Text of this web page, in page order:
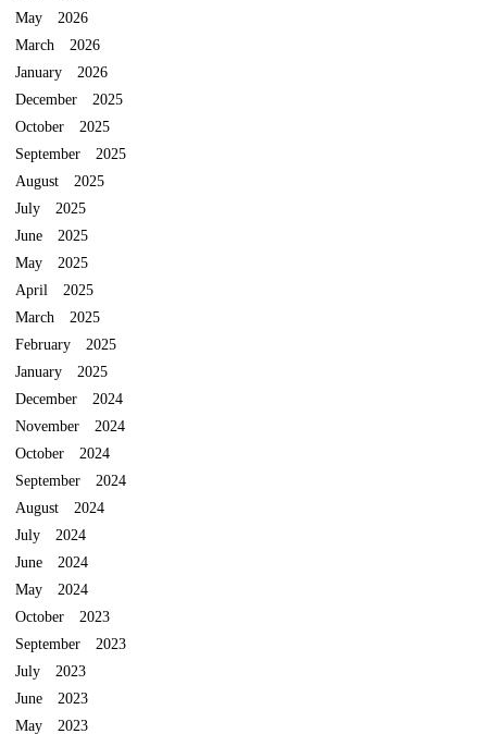
May 2026
March 2026
January 2026
December 2025
October 2025
September 2025
August 2025
July 2025
June 2025
May 2025
April 2025
March 2025
February 2025
January 2025
December 2024
November 2024
October 2024
September 2024
August 2024
July 2024
June 2024
May 2024
October 2023
September 2023
July 2023
June 2023
May 2023